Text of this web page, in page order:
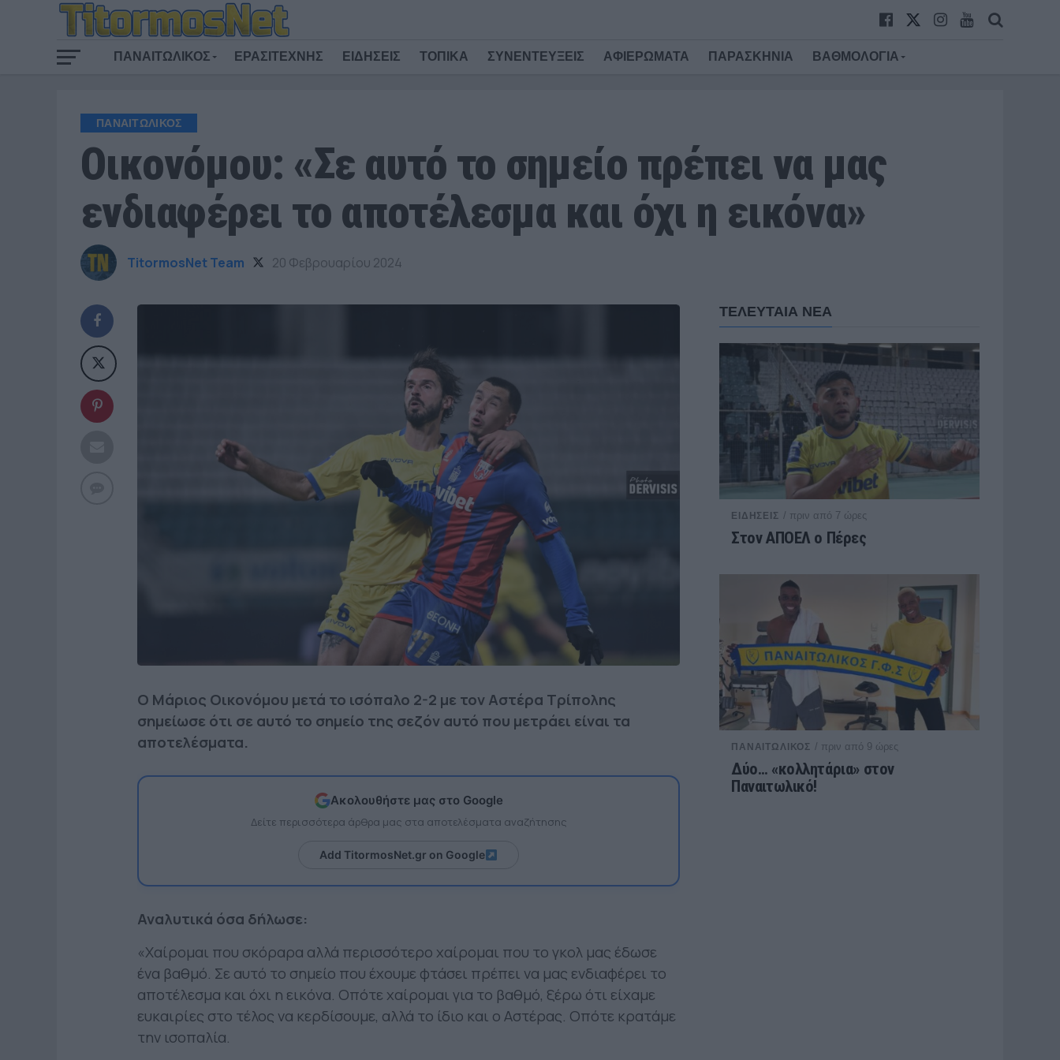
ΠΑΝΑΙΤΩΛΙΚΟΣ ΕΡΑΣΙΤΕΧΝΗΣ ΕΙΔΗΣΕΙΣ ΤΟΠΙΚΑ ΣΥΝΕΝΤΕΥΞΕΙΣ ΑΦΙΕΡΩΜΑΤΑ ΠΑΡΑΣΚΗΝΙΑ ΒΑΘΜΟΛΟΓΙΑ
ΠΑΝΑΙΤΩΛΙΚΟΣ
Οικονόμου: «Σε αυτό το σημείο πρέπει να μας
ενδιαφέρει το αποτέλεσμα και όχι η εικόνα»
TitormosNet Team 20 Φεβρουαρίου 2024
Ο Μάριος Οικονόμου μετά το ισόπαλο 2-2 με τον Αστέρα Τρίπολης
σημείωσε ότι σε αυτό το σημείο της σεζόν αυτό που μετράει είναι τα
αποτελέσματα.
Ακολουθήστε μας στο Google
Δείτε περισσότερα άρθρα μας στα αποτελέσματα αναζήτησης
Add TitormosNet.gr on Google
Αναλυτικά όσα δήλωσε:
«Χαίρομαι που σκόραρα αλλά περισσότερο χαίρομαι που το γκολ μας έδωσε
ένα βαθμό. Σε αυτό το σημείο που έχουμε φτάσει πρέπει να μας ενδιαφέρει το
αποτέλεσμα και όχι η εικόνα. Οπότε χαίρομαι για το βαθμό, ξέρω ότι είχαμε
ευκαιρίες στο τέλος να κερδίσουμε, αλλά το ίδιο και ο Αστέρας. Οπότε κρατάμε
την ισοπαλία.
ΤΕΛΕΥΤΑΙΑ ΝΕΑ
ΕΙΔΗΣΕΙΣ / πριν από 7 ώρες
Στον ΑΠΟΕΛ ο Πέρες
ΠΑΝΑΙΤΩΛΙΚΟΣ / πριν από 9 ώρες
Δύο… «κολλητάρια» στον
Παναιτωλικό!